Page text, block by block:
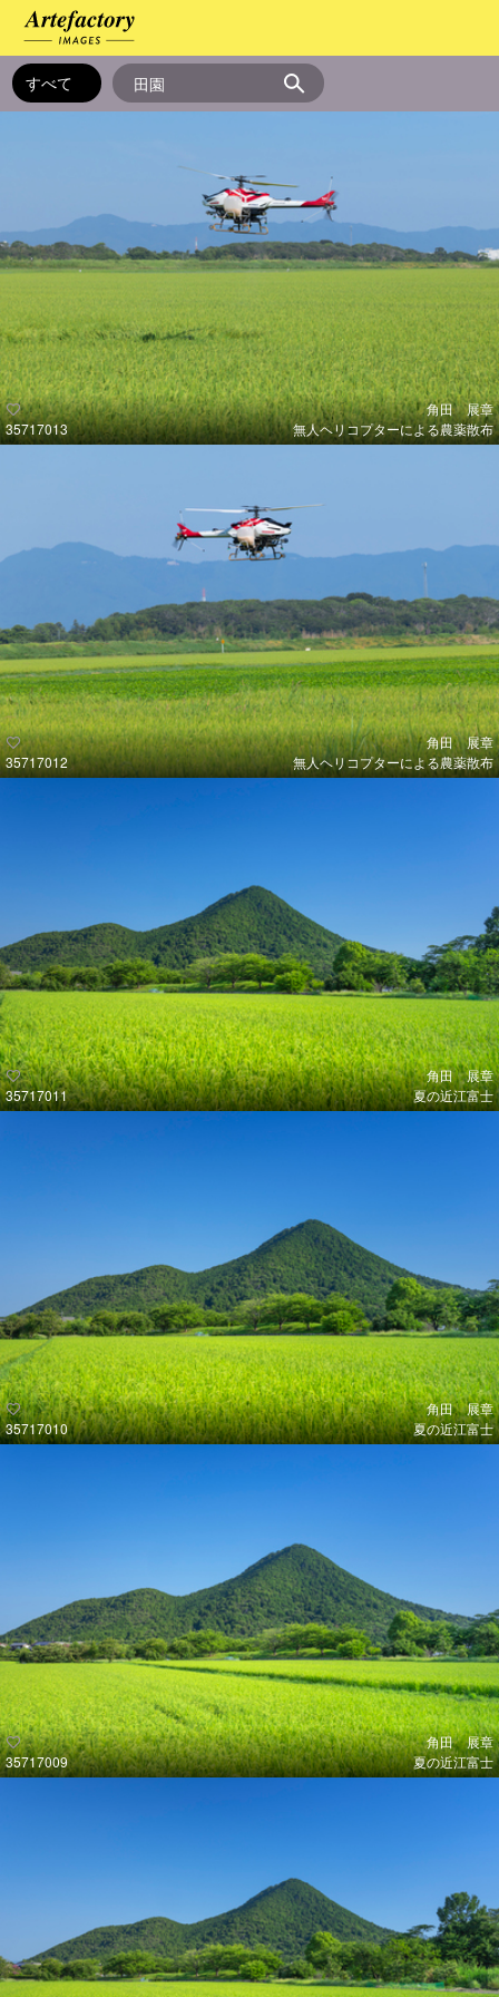
35717013
角田 展章
無人ヘリコプターによる農薬散布
35717012
角田 展章
無人ヘリコプターによる農薬散布
35717011
角田 展章
夏の近江富士
35717010
角田 展章
夏の近江富士
35717009
角田 展章
夏の近江富士